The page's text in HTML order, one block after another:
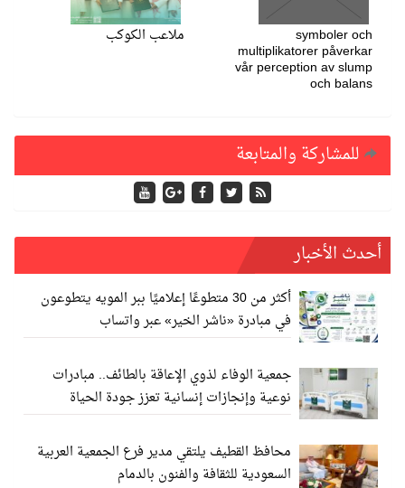
ملاعب الكوكب
symboler och
multiplikatorer påverkar
vår perception av slump
och balans
للمشاركة والمتابعة
أحدث الأخبار
أكثر من 30 متطوعًا إعلاميًا ببر المويه يتطوعون
في مبادرة «ناشر الخير» عبر واتساب
جمعية الوفاء لذوي الإعاقة بالطائف.. مبادرات
نوعية وإنجازات إنسانية تعزز جودة الحياة
محافظ القطيف يلتقي مدير فرع الجمعية العربية
السعودية للثقافة والفنون بالدمام